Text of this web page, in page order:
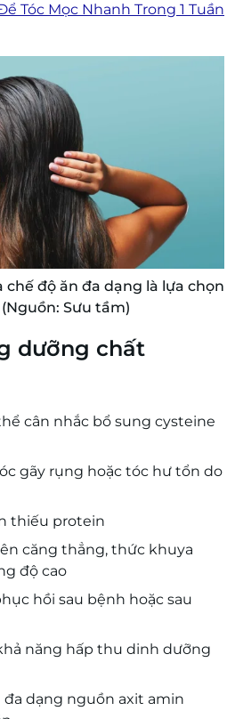
Tóc Mọc Nhanh Trong 1 Tuần
chế độ ăn đa dạng là lựa chọn
Sưu tầm)
dưỡng chất
cân nhắc bổ sung cysteine
gãy rụng hoặc tóc hư tổn do
thiếu protein
căng thẳng, thức khuya
độ cao
hồi sau bệnh hoặc sau
năng hấp thu dinh dưỡng
đa dạng nguồn axit amin